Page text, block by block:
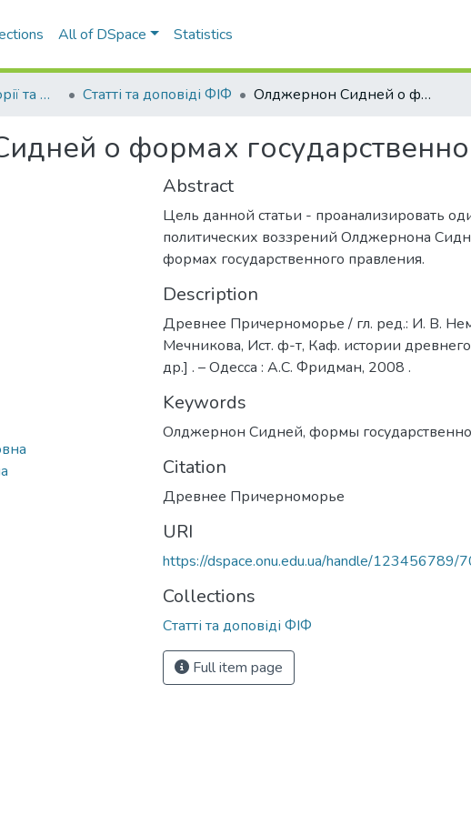
All of DSpace Statistics
06. Факультет історії та філософії Статті та доповіді ФІФ Олджернон Сидней о формах государственного правления
о формах
Abstract
Цель данной статьи - проанализировать
политических воззрений Олджернона
формах государственного правления.
Description
Древнее Причерноморье / гл. ред.: И. В.
Мечникова, Ист. ф-т, Каф. истории
др.] . – Одесса : А.С. Фридман, 2008 .
Keywords
Олджернон Сидней, формы
Citation
Древнее Причерноморье
URI
https://dspace.onu.edu.ua/handle/123456789/
Collections
Статті та доповіді ФІФ
Full item page